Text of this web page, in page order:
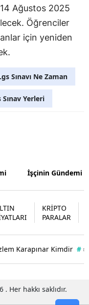
Batman
Şırnak
Ardahan
Iğdır
Yalova
Ağustos 2025
Öğrenciler
için yeniden
Sınavı Ne Zaman
Sınav Yerleri
İşçinin Gündemi
KRİPTO
PARALAR
Karapınar Kimdir #
Her hakkı saklıdır.